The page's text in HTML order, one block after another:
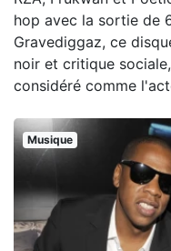
hop avec la sortie de
Gravediggaz, ce
noir et critique
considéré comme
Musique